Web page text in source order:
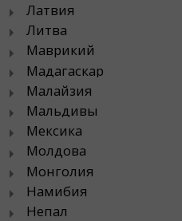
Латвия
Литва
Маврикий
Мадагаскар
Малайзия
Мальдивы
Мексика
Молдова
Монголия
Намибия
Непал